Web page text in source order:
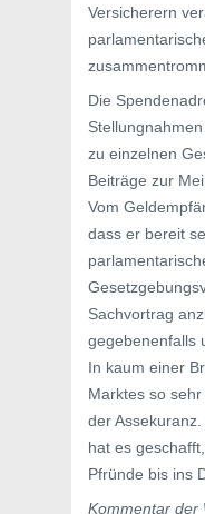
Versicherern
Die
zu einzelnen
Beiträge zur
Vom
dass er bereit
Sachvortrag
gegebenenfalls
In kaum einer
Marktes so
der
hat es
Pfründe bis ins
Kommentar der